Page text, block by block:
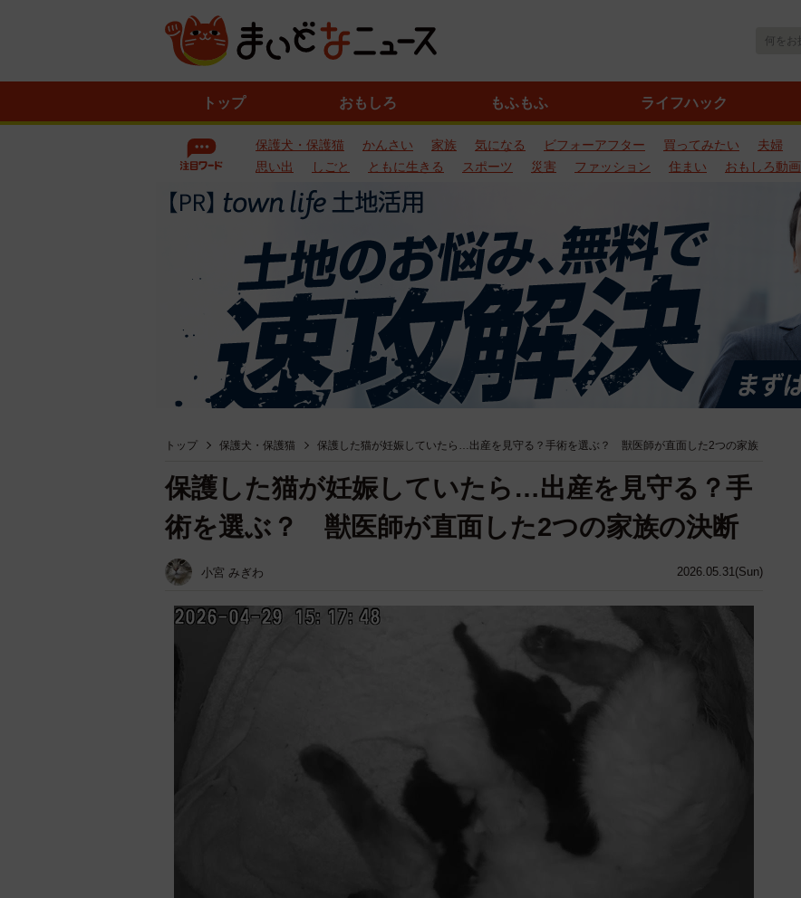
トップ おもしろ もふもふ ライフハック
保護犬・保護猫 かんさい 家族 気になる ビフォーアフター 買ってみたい 夫婦
思い出
しごと ともに生きる スポーツ 災害 ファッション 住まい おもしろ動画
トップ 保護犬・保護猫 保護した猫が妊娠していたら…出産を見守る？手術を選ぶ？ 獣医師が直面した2つの家族
2026.05.31(Sun)
保護した猫が妊娠していたら…出産を見守る？手
術を選ぶ？ 獣医師が直面した2つの家族の決断
小宮 みぎわ